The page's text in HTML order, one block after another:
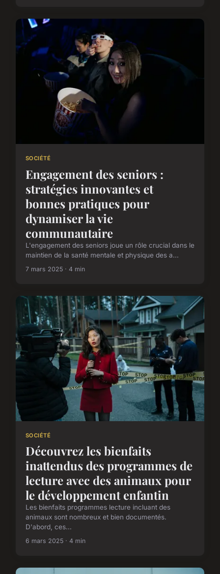
SOCIÉTÉ
Engagement des seniors :
stratégies innovantes et
bonnes pratiques pour
dynamiser la vie
communautaire
L'engagement des seniors joue un rôle crucial dans le
maintien de la santé mentale et physique des a...
7 mars 2025 · 4 min
SOCIÉTÉ
Découvrez les bienfaits
inattendus des programmes de
lecture avec des animaux pour
le développement enfantin
Les bienfaits programmes lecture incluant des
animaux sont nombreux et bien documentés.
D'abord, ces...
6 mars 2025 · 4 min